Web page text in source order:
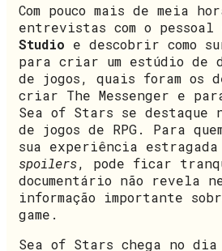
Com pouco mais de meia
entrevistas com o pessoal
Studio e descobrir como
para criar um estúdio de
de jogos, quais foram os
criar The Messenger e
Sea of Stars se destaque
de jogos de RPG. Para
sua experiência estragada
spoilers, pode ficar
documentário não revela
informação importante
game.
Sea of Stars chega no dia